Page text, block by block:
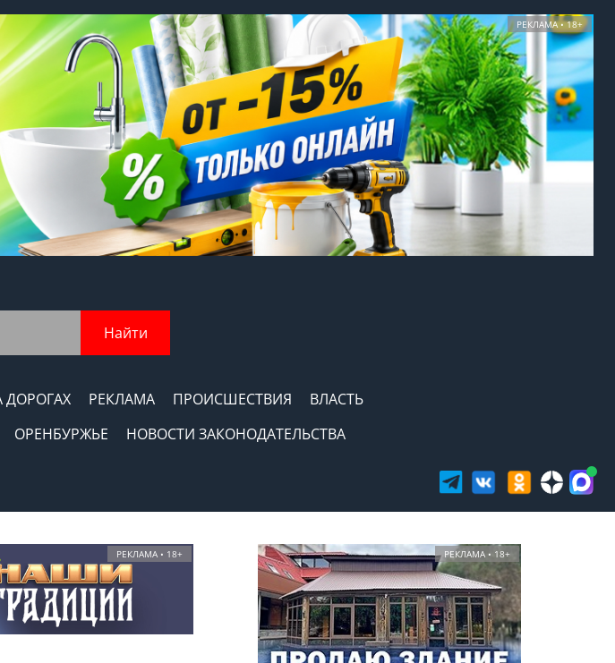
РЕКЛАМА • 18+
Найти
ДОРОГАХ РЕКЛАМА ПРОИСШЕСТВИЯ
ВЛАСТЬ
ОРЕНБУРЖЬЕ
НОВОСТИ ЗАКОНОДАТЕЛЬСТВА
РЕКЛАМА • 18+ РЕКЛАМА • 18+